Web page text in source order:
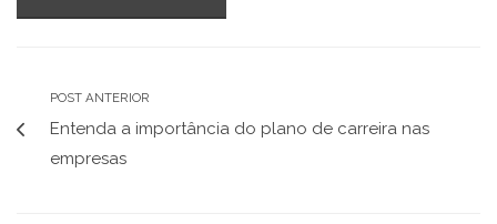
POST ANTERIOR
Entenda a importância do plano de carreira nas
empresas